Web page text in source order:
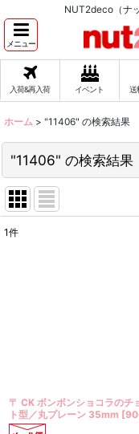
NUT2deco（ナ
メニュー
入荷&再入荷 イベント 送
ホーム > "11406" の検索結果
"11406" の検索結果
1件
〒 CK ボンボンショコラのチ
ト型／丸プレーン 35mm [